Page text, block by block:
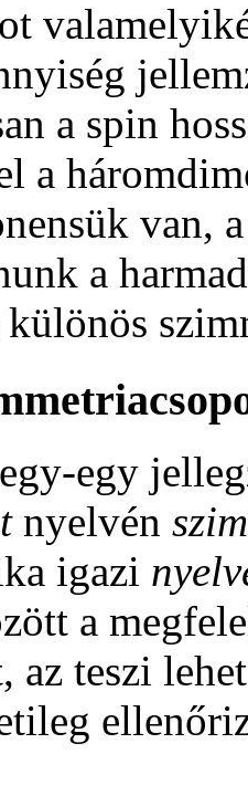
a spin
a
van,
a
egy
nyelvén
igazi
a
az teszi